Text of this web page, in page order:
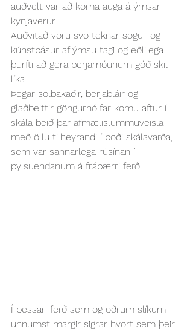
auðvelt var að koma auga á ýmsar
kynjaverur.
Auðvitað voru svo teknar sögu- og
kúnstpásur af ýmsu tagi og eðlilega
þurfti að gera berjamóunum góð skil
líka.
Þegar sólbakaðir, berjabláir og
glaðbeittir göngurhólfar komu aftur í
skála beið þar afmælislummuveisla
með öllu tilheyrandi í boði skálavarða,
sem var sannarlega rúsínan í
pylsuendanum á frábærri ferð.
Í þessari ferð sem og öðrum slíkum
unnumst margir sigrar hvort sem þeir